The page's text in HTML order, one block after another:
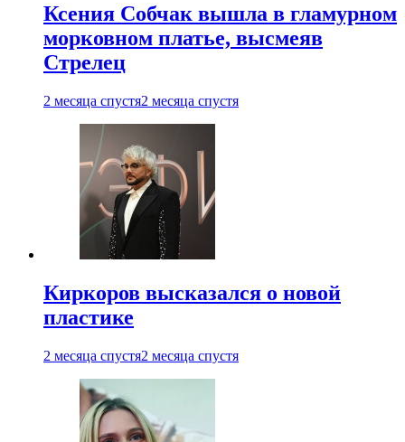
Ксения Собчак вышла в гламурном
морковном платье, высмеяв
Стрелец
2 месяца спустя2 месяца спустя
Киркоров высказался о новой
пластике
2 месяца спустя2 месяца спустя